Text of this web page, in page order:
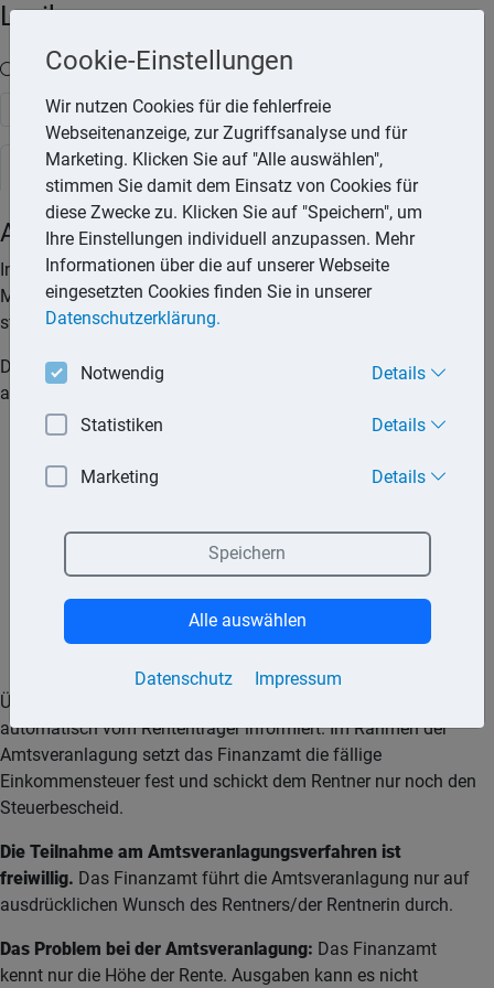
Lexika
Volltext-Suche in den Lexika
Suchen
Steuerlexikon
Amtsveranlagung
In Mecklenburg-Vorpommern gibt es seit 2017 die
Möglichkeit, sich vom Finanzamt ohne eigenes Zutun
steuerlich veranlagen zu lassen (sog. Amtsveranlagung).
Die Amtsveranlagung kann in Anspruch nehmen, wer
ausschließlich Einnahmen aus folgenden Quellen hat:
gesetzliche Rentenversicherung,
landwirtschaftliche Alterskasse,
Pensionskassen,
Über die Höhe dieser Renten wird das Finanzamt
automatisch vom Rententräger informiert. Im Rahmen der
Amtsveranlagung setzt das Finanzamt die fällige
Einkommensteuer fest und schickt dem Rentner nur noch den
Steuerbescheid.
Die Teilnahme am Amtsveranlagungsverfahren ist
freiwillig. Das Finanzamt führt die Amtsveranlagung nur auf
ausdrücklichen Wunsch des Rentners/der Rentnerin durch.
Das Problem bei der Amtsveranlagung: Das Finanzamt
kennt nur die Höhe der Rente. Ausgaben kann es nicht
Cookie-Einstellungen
Wir nutzen Cookies für die fehlerfreie
Webseitenanzeige, zur Zugriffsanalyse und für
Marketing. Klicken Sie auf "Alle auswählen",
stimmen Sie damit dem Einsatz von Cookies für
diese Zwecke zu. Klicken Sie auf "Speichern", um
Ihre Einstellungen individuell anzupassen. Mehr
Informationen über die auf unserer Webseite
eingesetzten Cookies finden Sie in unserer
Datenschutzerklärung.
Notwendig Details
Statistiken Details
Marketing Details
Datenschutz Impressum
Speichern
Alle auswählen